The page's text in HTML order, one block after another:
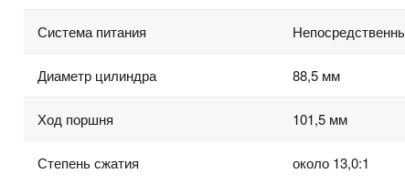
Система питания
Диаметр цилиндра 88,5 мм
Ход поршня 101,5 мм
Степень сжатия около 13,0:1